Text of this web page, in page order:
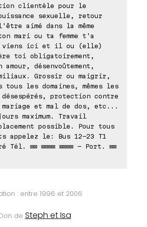
clientèle pour le
sexuelle, retour
aimé dans la même
mari ou ta femme t'a
viens ici et il ou (elle)
toi obligatoirement,
amour, désenvoûtement,
Grossir ou maigrir,
tous les domaines, mêmes les
protection contre
mariage et mal de dos, etc...
maximum. Travail
possible. Pour tous
appelez le: Bus 12-23 T1
Tél. ⊠⊠ ⊠⊠⊠⊠ ⊠⊠⊠⊠ - Port. ⊠⊠
: entre 1996 et 2006
de Steph et Isa